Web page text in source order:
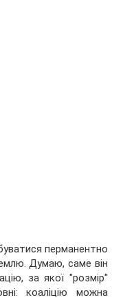
перманентно
Думаю, саме він
за якої "розмір"
коаліцію можна